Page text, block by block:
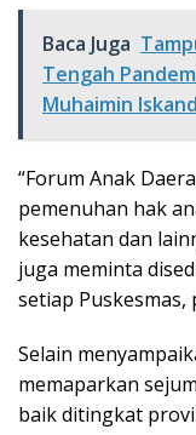
Baca Juga
Tengah
Muhaimin
“Forum Anak
pemenuhan hak
kesehatan dan
juga meminta
setiap Puskesmas,
Selain
memaparkan
baik ditingkat